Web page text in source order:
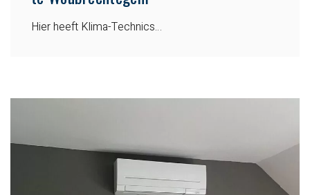
Hier heeft Klima-Technics…